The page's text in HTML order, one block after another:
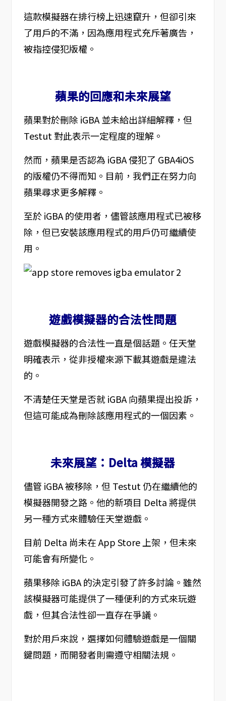
這款模擬器在排行榜上迅速竄升，但卻引來
了用戶的不滿，因為應用程式充斥著廣告，
被指控侵犯版權。
蘋果的回應和未來展望
蘋果對於刪除 iGBA 並未給出詳細解釋，但
Testut 對此表示一定程度的理解。
然而，蘋果是否認為 iGBA 侵犯了 GBA4iOS
的版權仍不得而知。目前，我們正在努力向
蘋果尋求更多解釋。
至於 iGBA 的使用者，儘管該應用程式已被移
除，但已安裝該應用程式的用戶仍可繼續使
用。
遊戲模擬器的合法性問題
遊戲模擬器的合法性一直是個話題。任天堂
明確表示，從非授權來源下載其遊戲是違法
的。
不清楚任天堂是否就 iGBA 向蘋果提出投訴，
但這可能成為刪除該應用程式的一個因素。
未來展望：Delta 模擬器
儘管 iGBA 被移除，但 Testut 仍在繼續他的
模擬器開發之路。他的新項目 Delta 將提供
另一種方式來體驗任天堂遊戲。
目前 Delta 尚未在 App Store 上架，但未來
可能會有所變化。
蘋果移除 iGBA 的決定引發了許多討論。雖然
該模擬器可能提供了一種便利的方式來玩遊
戲，但其合法性卻一直存在爭議。
對於用戶來說，選擇如何體驗遊戲是一個關
鍵問題，而開發者則需遵守相關法規。